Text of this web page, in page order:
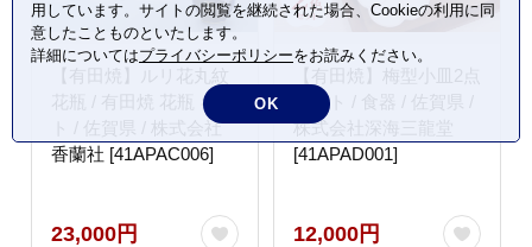
【有田焼】ルリ花丸紋
花瓶 / 有田焼 花瓶 ギフ
ト / 佐賀県 / 株式会社
香蘭社 [41APAC006]
23,000円
【有田焼】梅型小皿2点
セット / 食器 / 佐賀県 /
株式会社深海三龍堂
[41APAD001]
12,000円
用しています。サイトの閲覧を継続された場合、Cookieの利用に同
意したことものといたします。
詳細についてはプライバシーポリシーをお読みください。
OK